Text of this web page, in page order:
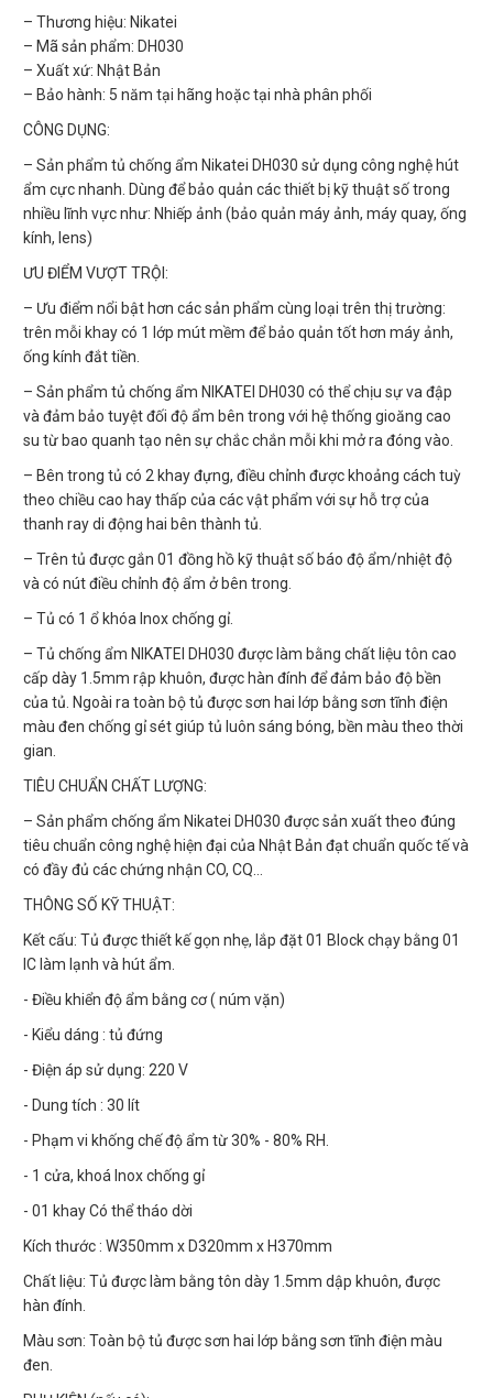
– Thương hiệu: Nikatei
– Mã sản phẩm: DH030
– Xuất xứ: Nhật Bản
– Bảo hành: 5 năm tại hãng hoặc tại nhà phân phối
CÔNG DỤNG:
– Sản phẩm tủ chống ẩm Nikatei DH030 sử dụng công nghệ hút
ẩm cực nhanh. Dùng để bảo quản các thiết bị kỹ thuật số trong
nhiều lĩnh vực như: Nhiếp ảnh (bảo quản máy ảnh, máy quay, ống
kính, lens)
ƯU ĐIỂM VƯỢT TRỘI:
– Ưu điểm nổi bật hơn các sản phẩm cùng loại trên thị trường:
trên mỗi khay có 1 lớp mút mềm để bảo quản tốt hơn máy ảnh,
ống kính đắt tiền.
– Sản phẩm tủ chống ẩm NIKATEI DH030 có thể chịu sự va đập
và đảm bảo tuyệt đối độ ẩm bên trong với hệ thống gioăng cao
su từ bao quanh tạo nên sự chắc chắn mỗi khi mở ra đóng vào.
– Bên trong tủ có 2 khay đựng, điều chỉnh được khoảng cách tuỳ
theo chiều cao hay thấp của các vật phẩm với sự hỗ trợ của
thanh ray di động hai bên thành tủ.
– Trên tủ được gắn 01 đồng hồ kỹ thuật số báo độ ẩm/nhiệt độ
và có nút điều chỉnh độ ẩm ở bên trong.
– Tủ có 1 ổ khóa Inox chống gỉ.
– Tủ chống ẩm NIKATEI DH030 được làm bằng chất liệu tôn cao
cấp dày 1.5mm rập khuôn, được hàn đính để đảm bảo độ bền
của tủ. Ngoài ra toàn bộ tủ được sơn hai lớp bằng sơn tĩnh điện
màu đen chống gỉ sét giúp tủ luôn sáng bóng, bền màu theo thời
gian.
TIÊU CHUẨN CHẤT LƯỢNG:
– Sản phẩm chống ẩm Nikatei DH030 được sản xuất theo đúng
tiêu chuẩn công nghệ hiện đại của Nhật Bản đạt chuẩn quốc tế và
có đầy đủ các chứng nhận CO, CQ…
THÔNG SỐ KỸ THUẬT:
Kết cấu: Tủ được thiết kế gọn nhẹ, lắp đặt 01 Block chạy bằng 01
IC làm lạnh và hút ẩm.
- Điều khiển độ ẩm bằng cơ ( núm vặn)
- Kiểu dáng : tủ đứng
- Điện áp sử dụng: 220 V
- Dung tích : 30 lít
- Phạm vi khống chế độ ẩm từ 30% - 80% RH.
- 1 cửa, khoá Inox chống gỉ
- 01 khay Có thể tháo dời
Kích thước : W350mm x D320mm x H370mm
Chất liệu: Tủ được làm bằng tôn dày 1.5mm dập khuôn, được
hàn đính.
Màu sơn: Toàn bộ tủ được sơn hai lớp bằng sơn tĩnh điện màu
đen.